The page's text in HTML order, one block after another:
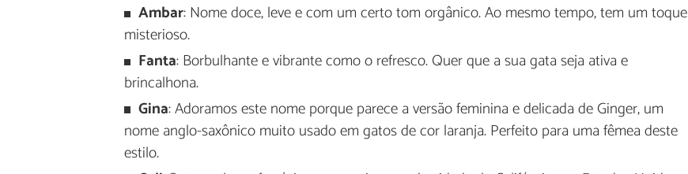
Ambar: Nome doce, leve e com um certo tom orgânico. Ao mesmo tempo, tem um toque
misterioso.
Fanta: Borbulhante e vibrante como o refresco. Quer que a sua gata seja ativa e
brincalhona.
Gina: Adoramos este nome porque parece a versão feminina e delicada de Ginger, um
nome anglo-saxônico muito usado em gatos de cor laranja. Perfeito para uma fêmea deste
estilo.